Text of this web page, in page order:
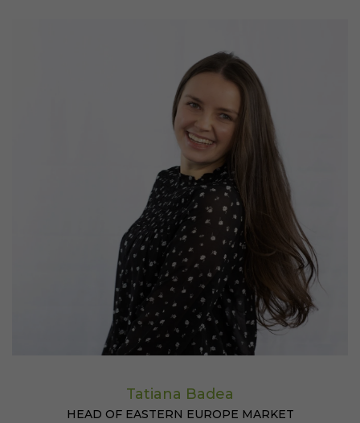
Tatiana Badea
HEAD OF EASTERN EUROPE MARKET